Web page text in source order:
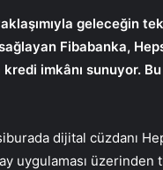
geleceğin
Fibabanka,
kredi imkânı sunuyor.
dijital cüzdanı
uygulaması